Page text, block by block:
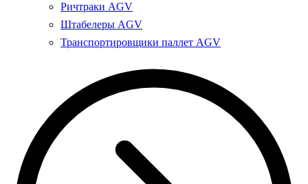
Ричтраки AGV
Штабелеры AGV
Транспортировщики паллет AGV